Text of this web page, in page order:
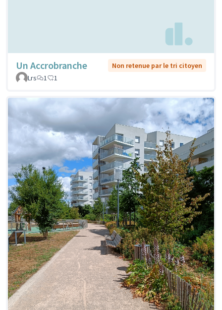
Un Accrobranche
Non retenue par le tri citoyen
Lrs
1 1